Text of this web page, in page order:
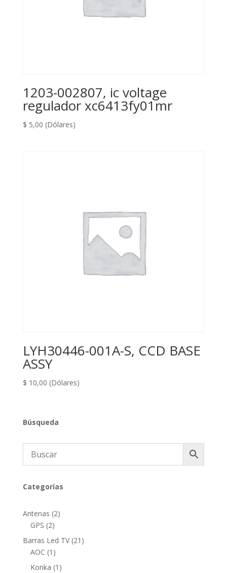
1203-002807, ic voltage
regulador xc6413fy01mr
$ 5,00 (Dólares)
LYH30446-001A-S, CCD BASE
ASSY
$ 10,00 (Dólares)
Búsqueda
Categorías
Antenas 22
GPS 22
productos
Barras Led TV 21 21
AOC 1 1
producto
Konka 1 1